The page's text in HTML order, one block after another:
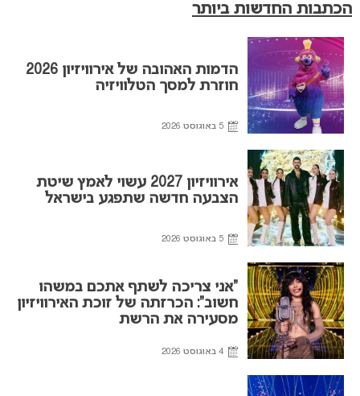
הכתבות החדשות ביותר
הדמות האהובה של אירוויזיון 2026
חוזרת למסך הטלוויזיה
5 באוגוסט 2026
אירוויזיון 2027 עשוי לאמץ שיטת
הצבעה חדשה שתפגע בישראל
5 באוגוסט 2026
“אני צריכה לשתף אתכם במשהו
חשוב”: הכרזתה של זוכת האירוויזיון
מסעירה את הרשת
4 באוגוסט 2026